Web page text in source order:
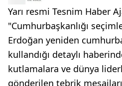
Yarı resmi Tesnim Haber
"Cumhurbaşkanlığı
Erdoğan yeniden
kullandığı detaylı
kutlamalara ve dünya
gönderilen tebrik